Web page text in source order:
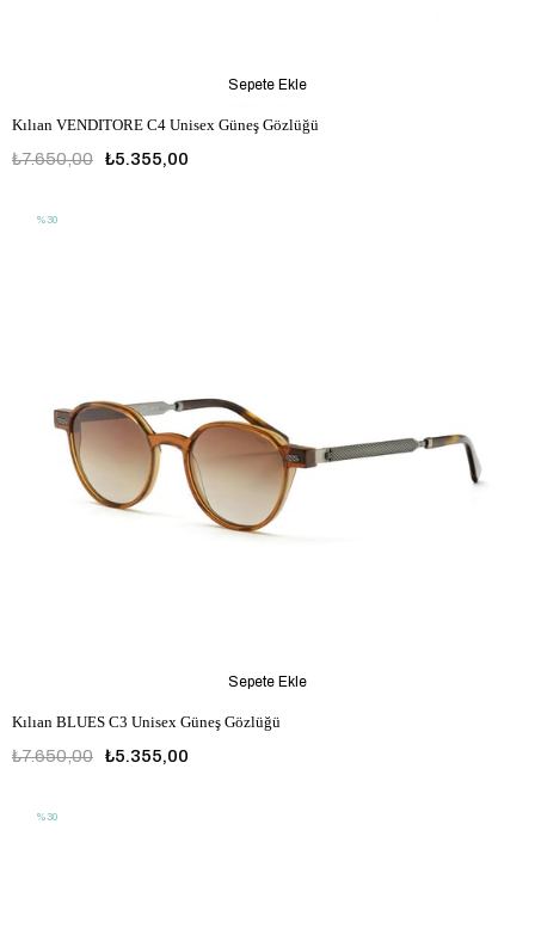
Kılıan VENDITORE C4 Unisex Güneş Gözlüğü
₺5.355,00
₺7.650,00
Sepete Ekle
Kılıan BLUES C3 Unisex Güneş Gözlüğü
₺5.355,00
₺7.650,00
Sepete Ekle
%30
%30